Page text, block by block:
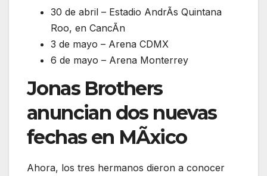
30 de abril – Estadio AndrÃs Quintana
Roo, en CancÃn
3 de mayo – Arena CDMX
6 de mayo – Arena Monterrey
Jonas Brothers
anuncian dos nuevas
fechas en MÃxico
Ahora, los tres hermanos dieron a conocer